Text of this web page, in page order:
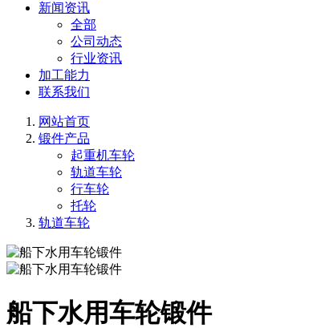
新闻资讯
全部
公司动态
行业资讯
加工能力
联系我们
网站首页
锻件产品
起重机车轮
轨道车轮
行车轮
托轮
轨道车轮
船下水用车轮锻件